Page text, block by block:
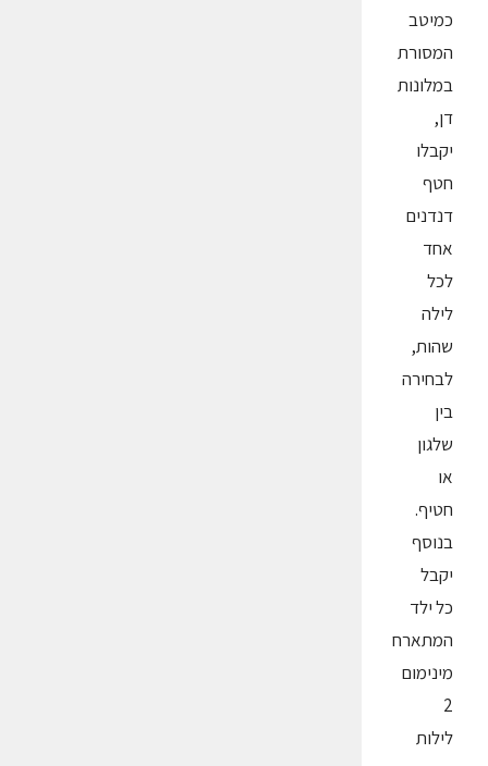
כמיטב
המסורת
במלונות
דן,
יקבלו
חטף
דנדנים
אחד
לכל
לילה
שהות,
לבחירה
בין
שלגון
או
חטיף.
בנוסף
יקבל
כל ילד
המתארח
מינימום
2
לילות